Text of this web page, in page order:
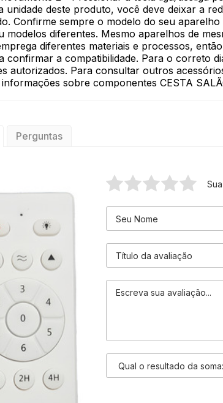
unidade deste produto, você deve deixar a
Confirme sempre o modelo do seu
modelos diferentes. Mesmo aparelhos de
diferentes materiais e processos,
confirmar a compatibilidade. Para o correto
autorizados. Para consultar outros
sobre componentes CESTA
Perguntas